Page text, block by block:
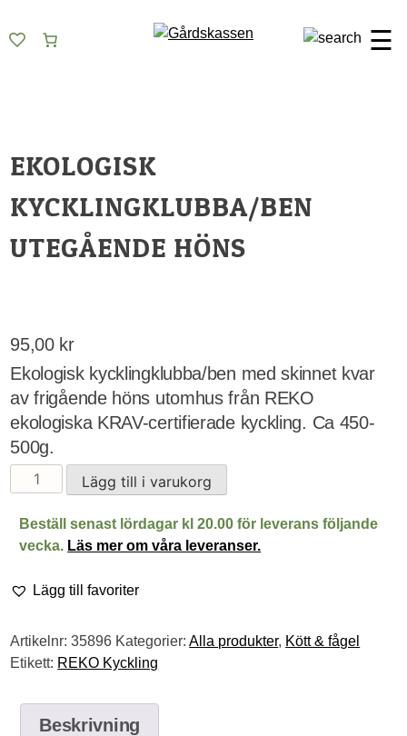
to
☰
EKOLOGISK
KYCKLINGKLUBBA/BEN
UTEGÅENDE HÖNS
95,00 kr
Ekologisk kycklingklubba/ben med skinnet kvar
av frigående höns utomhus från REKO
ekologiska KRAV-certifierade kyckling. Ca 450-
500g.
Ekologisk
kycklingklubba/ben
höns
mängd
Lägg till i varukorg
Beställ senast lördagar kl 20.00 för leverans följande
vecka. Läs mer om våra leveranser.
Lägg till favoriter
Artikelnr:35896 Kategorier:Alla produkter, Kött & fågel
Etikett: REKO Kyckling
Beskrivning